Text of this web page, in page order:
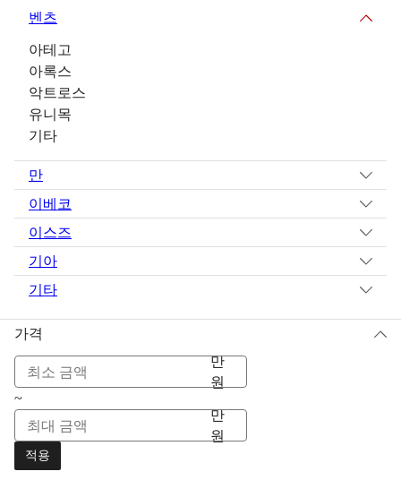
벤츠
아테고
아록스
악트로스
유니목
기타
만
이베코
이스즈
기아
기타
가격
만
원
~
만
원
적용